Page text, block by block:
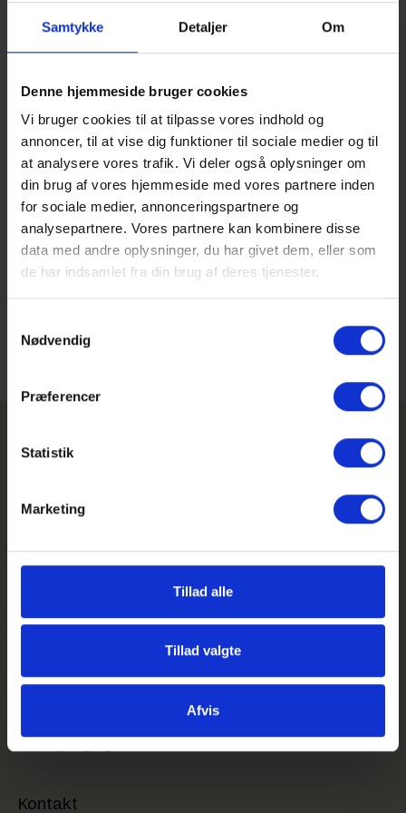
Samtykke Detaljer Om
Denne hjemmeside bruger cookies
Vi bruger cookies til at tilpasse vores indhold og
annoncer, til at vise dig funktioner til sociale medier og til
at analysere vores trafik. Vi deler også oplysninger om
din brug af vores hjemmeside med vores partnere inden
for sociale medier, annonceringspartnere og
analysepartnere. Vores partnere kan kombinere disse
data med andre oplysninger, du har givet dem, eller som
de har indsamlet fra din brug af deres tjenester.
Nødvendig
Præferencer
Statistik
Marketing
Tillad alle
Tillad valgte
Afvis
KØB BILLETTER HER
Jubilæumsfesten er inkl. forret og hovedret.
Der vil kunne købes øl, vin og vand.
igen
GHG på Facebook
GHG på Instagram
Feriekalender
Kontakt